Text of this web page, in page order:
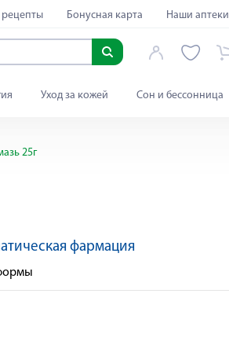
Бонусная карта Наши аптеки
Уход за кожей Сон и бессонница
25г
фармация